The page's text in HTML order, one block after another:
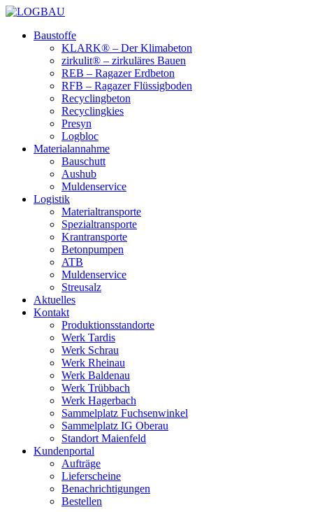
Baustoffe
KLARK® – Der Klimabeton
zirkulit® – zirkuläres Bauen
REB – Ragazer Erdbeton
RFB – Ragazer Flüssigboden
Recyclingbeton
Recyclingkies
Presyn
Logbloc
Materialannahme
Bauschutt
Aushub
Muldenservice
Logistik
Materialtransporte
Spezialtransporte
Krantransporte
Betonpumpen
ATB
Muldenservice
Streusalz
Aktuelles
Kontakt
Produktionsstandorte
Werk Tardis
Werk Schrau
Werk Rheinau
Werk Baldenau
Werk Trübbach
Werk Hagerbach
Sammelplatz Fuchsenwinkel
Sammelplatz IG Oberau
Standort Maienfeld
Kundenportal
Aufträge
Lieferscheine
Benachrichtigungen
Bestellen